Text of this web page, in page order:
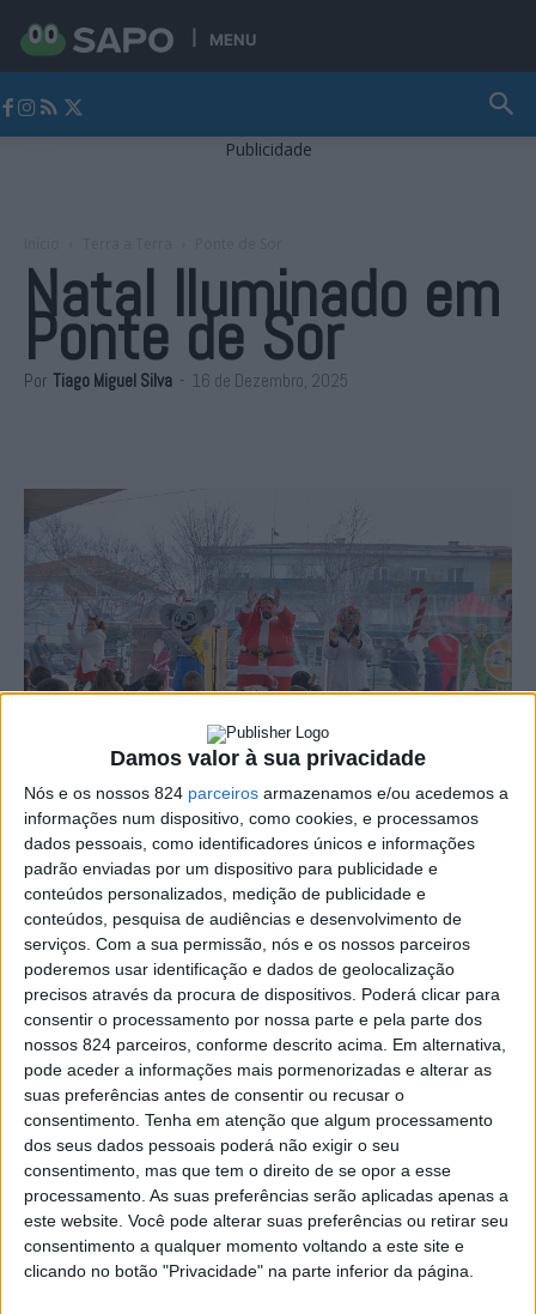
Damos valor à sua privacidade
Nós e os nossos 824 parceiros armazenamos e/ou acedemos a
informações num dispositivo, como cookies, e processamos
dados pessoais, como identificadores únicos e informações
padrão enviadas por um dispositivo para publicidade e
conteúdos personalizados, medição de publicidade e
conteúdos, pesquisa de audiências e desenvolvimento de
serviços. Com a sua permissão, nós e os nossos parceiros
poderemos usar identificação e dados de geolocalização
precisos através da procura de dispositivos. Poderá clicar para
consentir o processamento por nossa parte e pela parte dos
nossos 824 parceiros, conforme descrito acima. Em alternativa,
pode aceder a informações mais pormenorizadas e alterar as
suas preferências antes de consentir ou recusar o
consentimento. Tenha em atenção que algum processamento
dos seus dados pessoais poderá não exigir o seu
consentimento, mas que tem o direito de se opor a esse
processamento. As suas preferências serão aplicadas apenas a
este website. Você pode alterar suas preferências ou retirar seu
consentimento a qualquer momento voltando a este site e
clicando no botão "Privacidade" na parte inferior da página.
MENU
Publicidade
Natal Iluminado em
Ponte de Sor
Por Tiago Miguel Silva - 16 de Dezembro, 2025
O Natal Iluminado 2025 foi oficialmente inaugurado na
manhã desta terça-feira, dia 16, em Ponte de Sor, numa
cerimónia que contou com a presença do executivo
municipal. A iniciativa decorre este ano no Jardim da
Casa do Povo, espaço emblemático e com forte ligação
à memória colectiva de várias gerações de
pontessorenses.
Pensado como um evento de cariz familiar,
especialmente dirigido às crianças, o Natal Iluminado
integra um conjunto diversificado de actividades que